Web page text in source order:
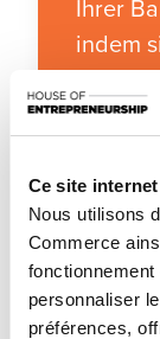
Ce site
Nous utilisons
Commerce
personnaliser
préférences,
Ihrer
indem
Ob Sie
oder
Bürge
Sie Ihr